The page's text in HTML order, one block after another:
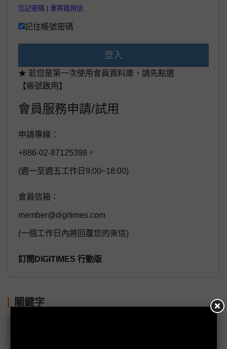
忘記密碼 重寄啟用信
記住帳號密碼
登入
★ 若您是第一次使用會員資料庫，請先點選
【帳號啟用】
會員服務申請/試用
申請專線：
+886-02-87125398。
(週一至週五工作日9:00~18:00)
會員信箱：
member@digitimes.com
(一個工作日內將回覆您的來信)
訂閱DIGITIMES 行動版
關鍵字